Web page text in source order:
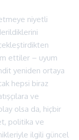
niyetli
ettiler – uyum
yeniden ortaya
hepsi biraz
ve
olsa da, hiçbir
politika ve
ilgili güncel